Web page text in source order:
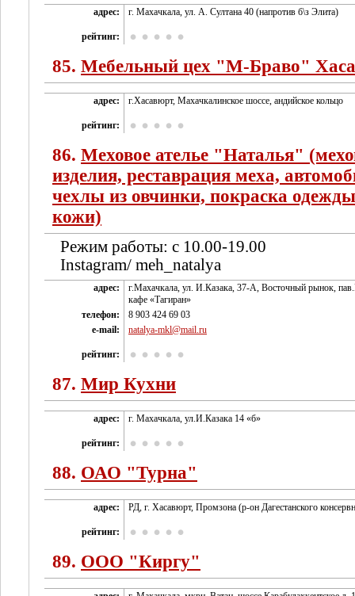
адрес: г. Махачкала, ул. А. Султана 40 (напротив б\з Элита)
рейтинг:
85. Мебельный цех "М-Браво"
адрес: г.Хасавюрт, Махачкалинское шоссе, андийское кольцо
рейтинг:
86. Меховое ателье "Наталья"
изделия, реставрация меха,
чехлы из овчинки, покраска
кожи)
Режим работы: с 10.00-19.00
Instagram/ meh_natalya
адрес:
г.Махачкала, ул. И.Казака, 37-А, Восточный рынок,
кафе «Тагиран»
телефон:
8 903 424 69 03
e-mail:
natalya-mkl@mail.ru
рейтинг:
87. Мир Кухни
адрес: г. Махачкала, ул.И.Казака 14 «б»
рейтинг:
88. ОАО "Турна"
адрес: РД, г. Хасавюрт, Промзона (р-он Дагестанского
рейтинг:
89. ООО "Киргу"